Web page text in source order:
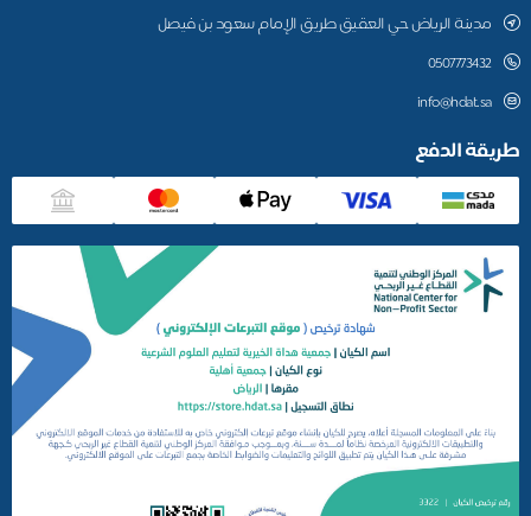
مدينة الرياض حي العقيق طريق الإمام سعود بن فيصل
0507773432
info@hdat.sa
طريقة الدفع